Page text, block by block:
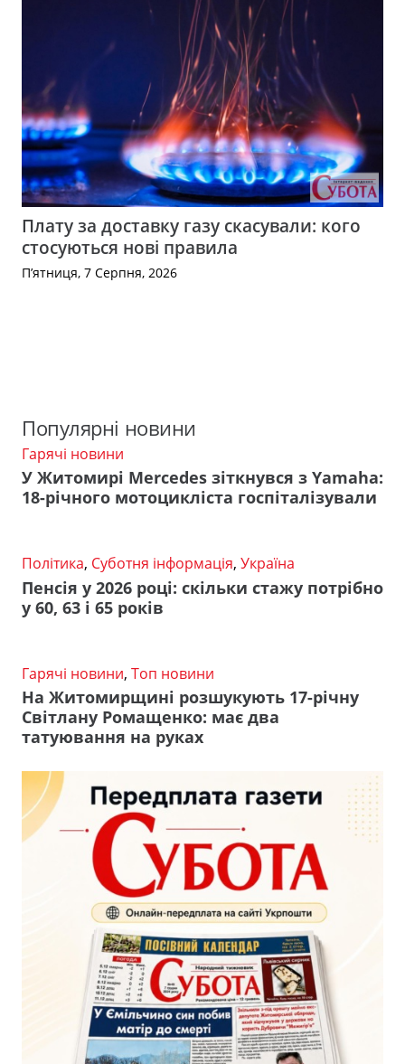
Плату за доставку газу скасували: кого
стосуються нові правила
П’ятниця, 7 Серпня, 2026
Популярні новини
Гарячі новини
У Житомирі Mercedes зіткнувся з Yamaha:
18-річного мотоцикліста госпіталізували
Політика, Суботня інформація, Україна
Пенсія у 2026 році: скільки стажу потрібно
у 60, 63 і 65 років
Гарячі новини, Топ новини
На Житомирщині розшукують 17-річну
Світлану Ромащенко: має два
татуювання на руках